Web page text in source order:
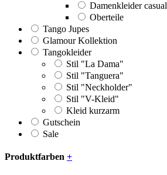
Damenkleider casual
Oberteile
Tango Jupes
Glamour Kollektion
Tangokleider
Stil "La Dama"
Stil "Tanguera"
Stil "Neckholder"
Stil "V-Kleid"
Kleid kurzarm
Gutschein
Sale
Produktfarben +